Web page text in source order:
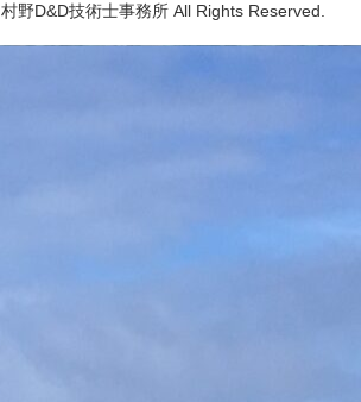
野D&D技術士事務所 All Rights Reserved.